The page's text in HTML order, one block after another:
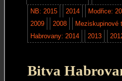
NB: 2015 2014 Modřice:
2009
2008 Meziskupinové
Habrovany: 2014
2013
Bitva